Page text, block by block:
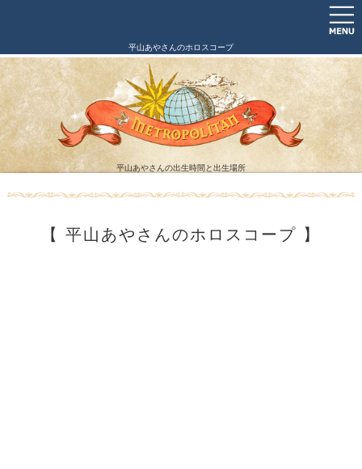
平山あやさんのホロスコープ
平山あやさんの出生時間と出生場所
【 平山あやさんのホロスコープ 】